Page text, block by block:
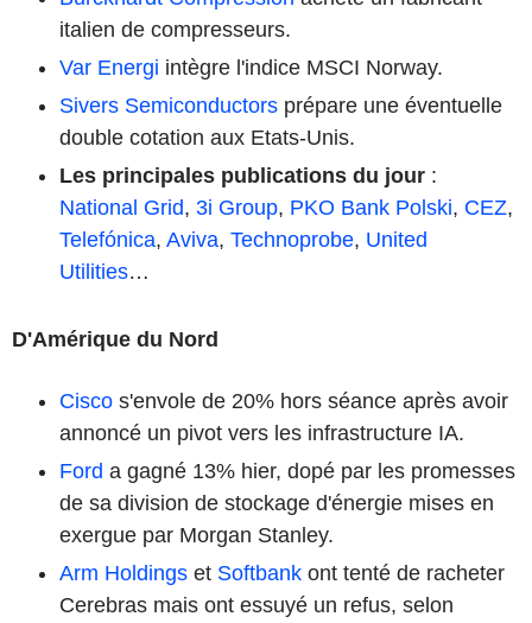
italien de compresseurs.
Var Energi intègre l'indice MSCI Norway.
Sivers Semiconductors prépare une éventuelle
double cotation aux Etats-Unis.
Les principales publications du jour :
National Grid, 3i Group, PKO Bank Polski, CEZ,
Telefónica, Aviva, Technoprobe, United
Utilities…
D'Amérique du Nord
Cisco s'envole de 20% hors séance après avoir
annoncé un pivot vers les infrastructure IA.
Ford a gagné 13% hier, dopé par les promesses
de sa division de stockage d'énergie mises en
exergue par Morgan Stanley.
Arm Holdings et Softbank ont tenté de racheter
Cerebras mais ont essuyé un refus, selon